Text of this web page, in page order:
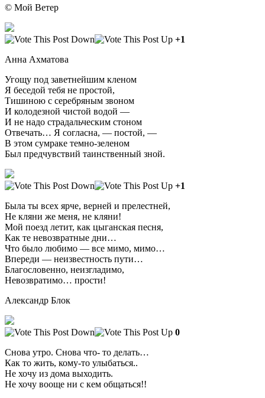
© Мой Ветер
+1
Анна Ахматова
Угощу под заветнейшим кленом
Я беседой тебя не простой,
Тишиною с серебряным звоном
И колодезной чистой водой —
И не надо страдальческим стоном
Отвечать… Я согласна, — постой, —
В этом сумраке темно-зеленом
Был предчувствий таинственный зной.
+1
Была ты всех ярче, верней и прелестней,
Не кляни же меня, не кляни!
Мой поезд летит, как цыганская песня,
Как те невозвратные дни…
Что было любимо — все мимо, мимо…
Впереди — неизвестность пути…
Благословенно, неизгладимо,
Невозвратимо… прости!
Александр Блок
0
Снова утро. Снова что- то делать…
Как то жить, кому-то улыбаться..
Не хочу из дома выходить.
Не хочу вооще ни с кем общаться!!